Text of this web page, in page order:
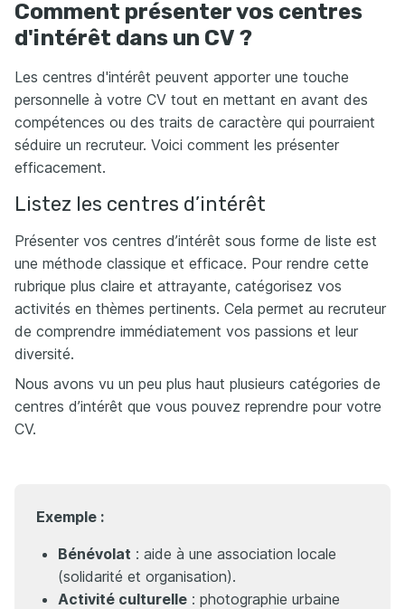
Comment présenter vos centres
d'intérêt dans un CV ?
Les centres d'intérêt peuvent apporter une touche
personnelle à votre CV tout en mettant en avant des
compétences ou des traits de caractère qui pourraient
séduire un recruteur. Voici comment les présenter
efficacement.
Listez les centres d’intérêt
Présenter vos centres d’intérêt sous forme de liste est
une méthode classique et efficace. Pour rendre cette
rubrique plus claire et attrayante, catégorisez vos
activités en thèmes pertinents. Cela permet au recruteur
de comprendre immédiatement vos passions et leur
diversité.
Nous avons vu un peu plus haut plusieurs catégories de
centres d’intérêt que vous pouvez reprendre pour votre
CV.
Exemple :
Bénévolat : aide à une association locale
(solidarité et organisation).
Activité culturelle : photographie urbaine